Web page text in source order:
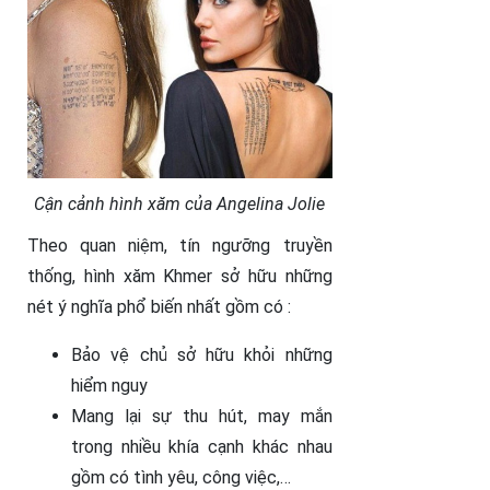
Cận cảnh hình xăm của Angelina Jolie
Theo quan niệm, tín ngưỡng truyền
thống, hình xăm Khmer sở hữu những
nét ý nghĩa phổ biến nhất gồm có :
Bảo vệ chủ sở hữu khỏi những
hiểm nguy
Mang lại sự thu hút, may mắn
trong nhiều khía cạnh khác nhau
gồm có tình yêu, công việc,…